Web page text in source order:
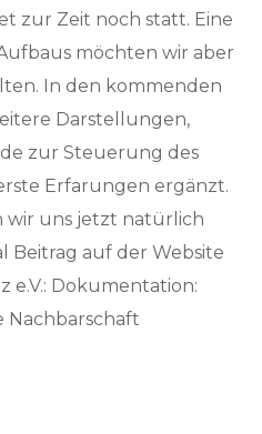
zur Zeit noch statt. Eine
möchten wir aber
In den kommenden
Darstellungen,
zur Steuerung des
Erfarungen ergänzt.
wir uns jetzt natürlich
Beitrag auf der Website
e.V.: Dokumentation:
Nachbarschaft